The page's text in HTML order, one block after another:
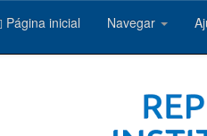
Página inicial Navegar